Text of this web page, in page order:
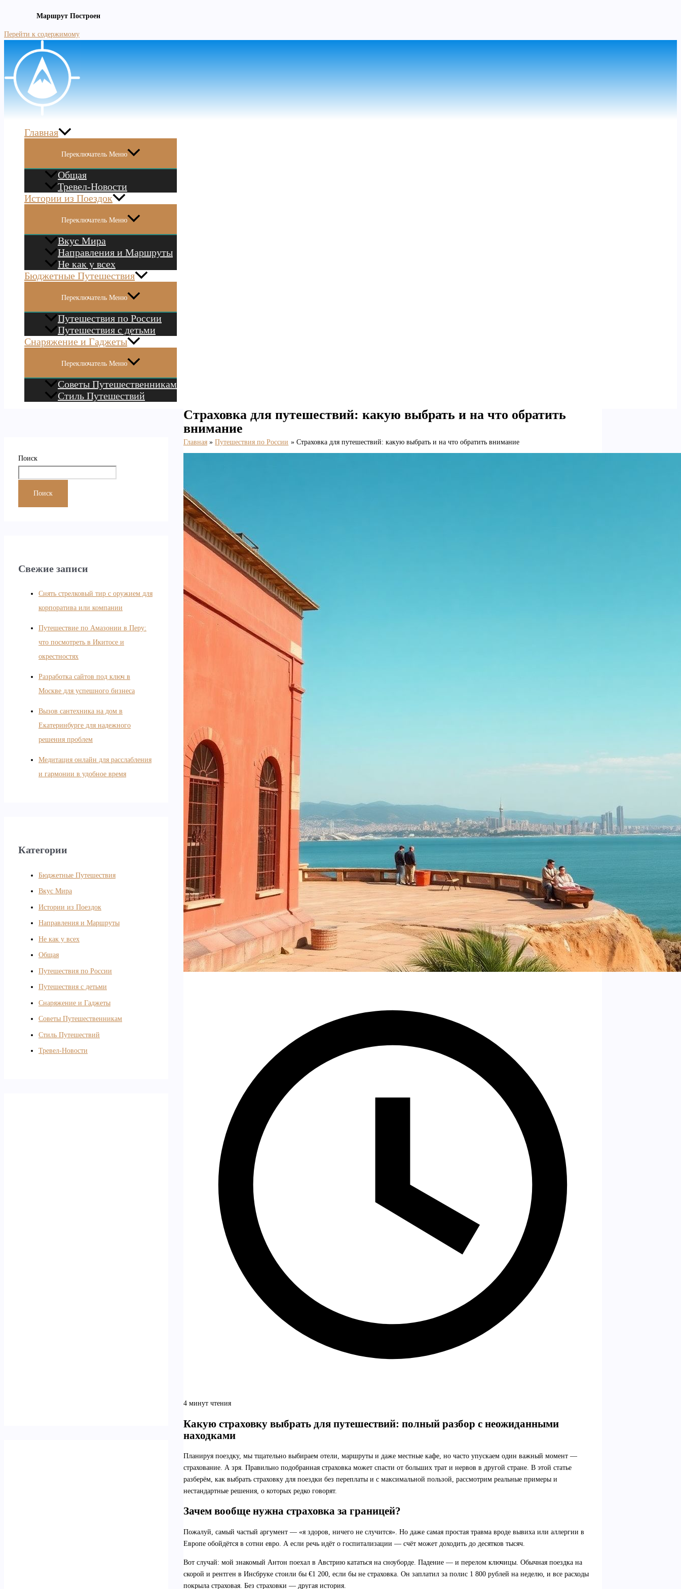
Маршрут Построен
Перейти к содержимому
Главная
Переключатель Меню
Общая
Тревел-Новости
Истории из Поездок
Переключатель Меню
Вкус Мира
Направления и Маршруты
Не как у всех
Бюджетные Путешествия
Переключатель Меню
Путешествия по России
Путешествия с детьми
Снаряжение и Гаджеты
Переключатель Меню
Советы Путешественникам
Стиль Путешествий
Поиск
Поиск
Свежие записи
Снять стрелковый тир с оружием для
корпоратива или компании
Путешествие по Амазонии в Перу:
что посмотреть в Икитосе и
окрестностях
Разработка сайтов под ключ в
Москве для успешного бизнеса
Вызов сантехника на дом в
Екатеринбурге для надежного
решения проблем
Медитация онлайн для расслабления
и гармонии в удобное время
Категории
Бюджетные Путешествия
Вкус Мира
Истории из Поездок
Направления и Маршруты
Не как у всех
Общая
Путешествия по России
Путешествия с детьми
Снаряжение и Гаджеты
Советы Путешественникам
Стиль Путешествий
Тревел-Новости
Страховка для путешествий: какую выбрать и на что обратить
внимание
Главная Путешествия по России Страховка для путешествий: какую выбрать и на что обратить внимание
4 минут чтения
Какую страховку выбрать для путешествий: полный разбор с неожиданными
находками
Планируя поездку, мы тщательно выбираем отели, маршруты и даже местные кафе, но часто упускаем один важный момент —
страхование. А зря. Правильно подобранная страховка может спасти от больших трат и нервов в другой стране. В этой статье
разберём, как выбрать страховку для поездки без переплаты и с максимальной пользой, рассмотрим реальные примеры и
нестандартные решения, о которых редко говорят.
Зачем вообще нужна страховка за границей?
Пожалуй, самый частый аргумент — «я здоров, ничего не случится». Но даже самая простая травма вроде вывиха или аллергии в
Европе обойдётся в сотни евро. А если речь идёт о госпитализации — счёт может доходить до десятков тысяч.
Вот случай: мой знакомый Антон поехал в Австрию кататься на сноуборде. Падение — и перелом ключицы. Обычная поездка на
скорой и рентген в Инсбруке стоили бы €1 200, если бы не страховка. Он заплатил за полис 1 800 рублей на неделю, и все расходы
покрыла страховая. Без страховки — другая история.